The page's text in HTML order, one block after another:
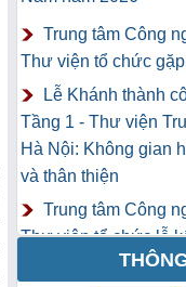
Trung tâm Công
Thư viện tổ chức
Lễ Khánh thành
Tầng 1 - Thư viện
Hà Nội: Không gian
và thân thiện
Trung tâm Công
Thư viện tổ chức lễ